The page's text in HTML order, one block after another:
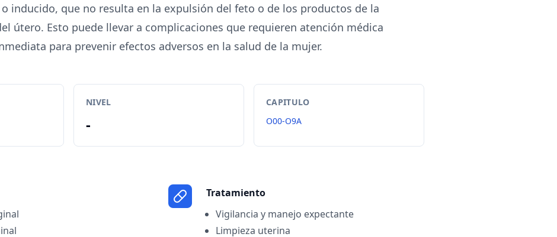
inducido, que no resulta en la expulsión del feto o de los productos de la
útero. Esto puede llevar a complicaciones que requieren atención médica
para prevenir efectos adversos en la salud de la mujer.
NIVEL
-
CAPITULO
O00-O9A
Tratamiento
Vigilancia y manejo expectante
Limpieza uterina